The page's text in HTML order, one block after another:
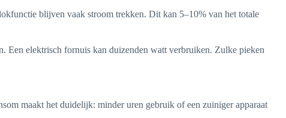
blijven vaak stroom trekken. Dit kan 5–10% van het totale
Een elektrisch fornuis kan duizenden watt verbruiken. Zulke pieken
maakt het duidelijk: minder uren gebruik of een zuiniger apparaat